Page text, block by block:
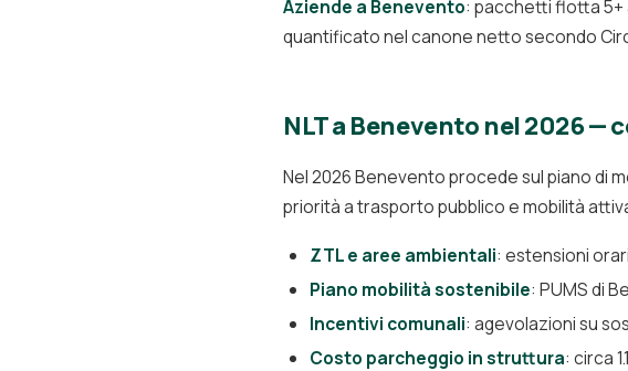
Aziende a Benevento: pacchetti flotta
quantificato nel canone netto secondo
NLT a Benevento nel 2026 —
Nel 2026 Benevento procede sul piano di
priorità a trasporto pubblico e mobilità
ZTL e aree ambientali: estensioni
Piano mobilità sostenibile: PUMS di
Incentivi comunali: agevolazioni su
Costo parcheggio in struttura: circa